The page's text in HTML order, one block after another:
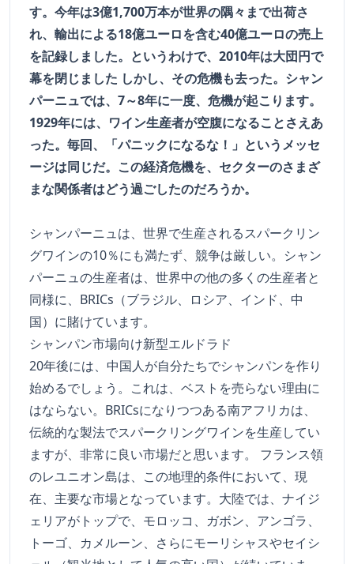
す。今年は3億1,700万本が世界の隅々まで出荷さ
れ、輸出による18億ユーロを含む40億ユーロの売上
を記録しました。というわけで、2010年は大団円で
幕を閉じました しかし、その危機も去った。シャン
パーニュでは、7～8年に一度、危機が起こります。
1929年には、ワイン生産者が空腹になることさえあ
った。毎回、「パニックになるな！」というメッセ
ージは同じだ。この経済危機を、セクターのさまざ
まな関係者はどう過ごしたのだろうか。
シャンパーニュは、世界で生産されるスパークリン
グワインの10％にも満たず、競争は厳しい。シャン
パーニュの生産者は、世界中の他の多くの生産者と
同様に、BRICs（ブラジル、ロシア、インド、中
国）に賭けています。
シャンパン市場向け新型エルドラド
20年後には、中国人が自分たちでシャンパンを作り
始めるでしょう。これは、ベストを売らない理由に
はならない。BRICsになりつつある南アフリカは、
伝統的な製法でスパークリングワインを生産してい
ますが、非常に良い市場だと思います。 フランス領
のレユニオン島は、この地理的条件において、現
在、主要な市場となっています。大陸では、ナイジ
ェリアがトップで、モロッコ、ガボン、アンゴラ、
トーゴ、カメルーン、さらにモーリシャスやセイシ